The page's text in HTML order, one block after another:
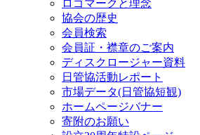
ロゴマークと理念
協会の歴史
会員検索
会員証・襟章のご案内
ディスクロージャー資料
日管協活動レポート
市場データ(日管協短観)
ホームページバナー
寄附のお願い